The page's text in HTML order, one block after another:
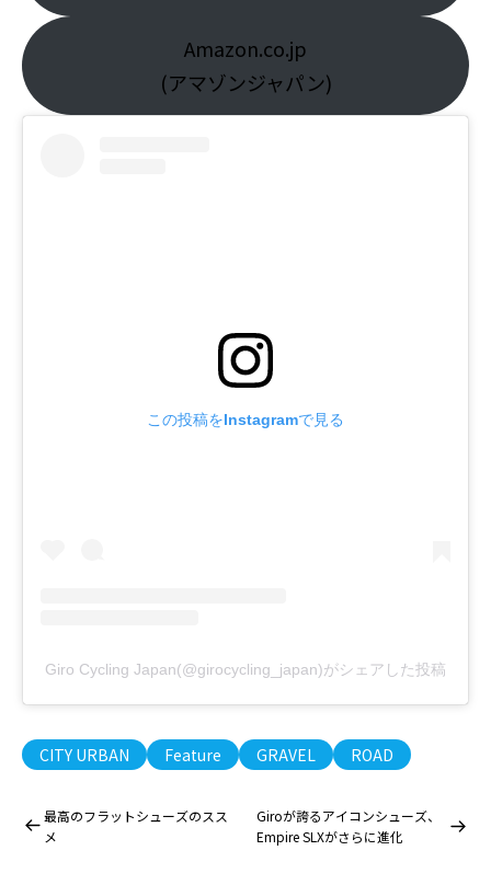
Amazon.co.jp
(アマゾンジャパン)
この投稿をInstagramで見る
Giro Cycling Japan(@girocycling_japan)がシェアした投稿
CITY URBAN Feature GRAVEL ROAD
最高のフラットシューズのスス
メ
Giroが誇るアイコンシューズ、
Empire SLXがさらに進化